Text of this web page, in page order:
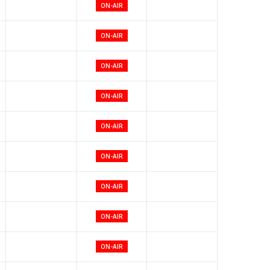
ON-AIR
ON-AIR
ON-AIR
ON-AIR
ON-AIR
ON-AIR
ON-AIR
ON-AIR
ON-AIR